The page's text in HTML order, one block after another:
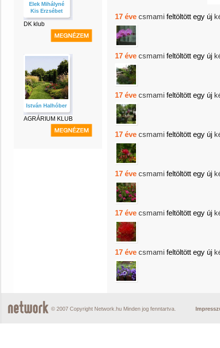
Elek Mihályné
Kis Erzsébet
DK klub
István Halhóber
AGRÁRIUM KLUB
17 éve csmami feltöltött egy új
17 éve csmami feltöltött egy új
17 éve csmami feltöltött egy új
17 éve csmami feltöltött egy új
17 éve csmami feltöltött egy új
17 éve csmami feltöltött egy új
17 éve csmami feltöltött egy új
© 2007 Copyright Network.hu Minden jog fenntartva.